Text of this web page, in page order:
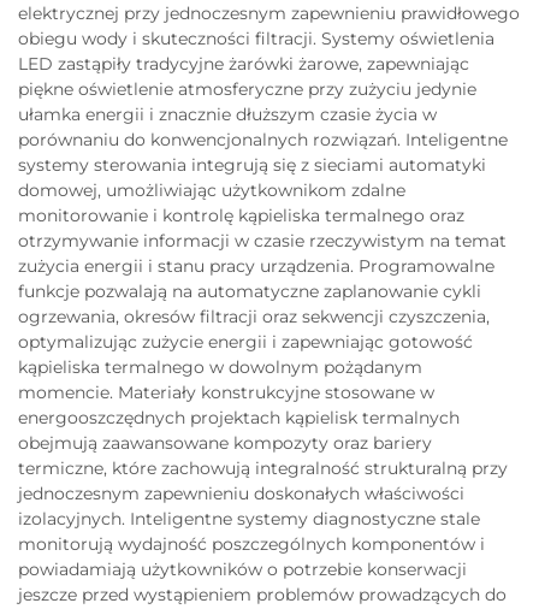
elektrycznej przy jednoczesnym zapewnieniu prawidłowego
obiegu wody i skuteczności filtracji. Systemy oświetlenia
LED zastąpiły tradycyjne żarówki żarowe, zapewniając
piękne oświetlenie atmosferyczne przy zużyciu jedynie
ułamka energii i znacznie dłuższym czasie życia w
porównaniu do konwencjonalnych rozwiązań. Inteligentne
systemy sterowania integrują się z sieciami automatyki
domowej, umożliwiając użytkownikom zdalne
monitorowanie i kontrolę kąpieliska termalnego oraz
otrzymywanie informacji w czasie rzeczywistym na temat
zużycia energii i stanu pracy urządzenia. Programowalne
funkcje pozwalają na automatyczne zaplanowanie cykli
ogrzewania, okresów filtracji oraz sekwencji czyszczenia,
optymalizując zużycie energii i zapewniając gotowość
kąpieliska termalnego w dowolnym pożądanym
momencie. Materiały konstrukcyjne stosowane w
energooszczędnych projektach kąpielisk termalnych
obejmują zaawansowane kompozyty oraz bariery
termiczne, które zachowują integralność strukturalną przy
jednoczesnym zapewnieniu doskonałych właściwości
izolacyjnych. Inteligentne systemy diagnostyczne stale
monitorują wydajność poszczególnych komponentów i
powiadamiają użytkowników o potrzebie konserwacji
jeszcze przed wystąpieniem problemów prowadzących do